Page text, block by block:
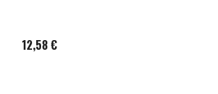
12,58 €